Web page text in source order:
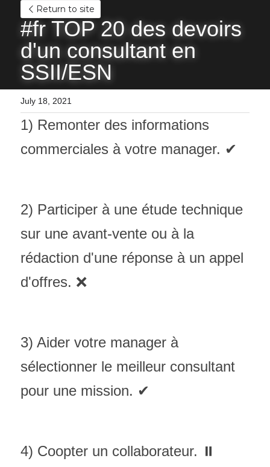
Return to site
#fr TOP 20 des devoirs
d'un consultant en
SSII/ESN
July 18, 2021
1) Remonter des informations
commerciales à votre manager. ✔
2) Participer à une étude technique
sur une avant-vente ou à la
rédaction d'une réponse à un appel
d'offres. ❌
3) Aider votre manager à
sélectionner le meilleur consultant
pour une mission. ✔
4) Coopter un collaborateur. ⏸